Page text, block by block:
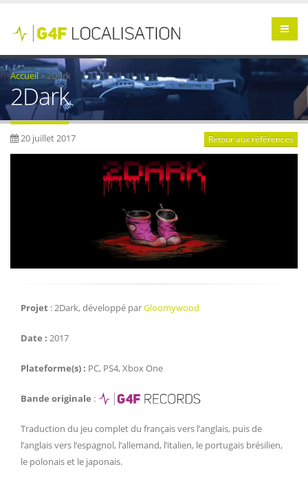
Accueil»2Dark
2Dark
20 juillet 2017 Retour aux références
Projet : 2Dark, développé parGloomywood
Date : 2017
Plateforme(s) : PC, PS4, Xbox One
Bande originale :
Traduction du jeu complet du français vers l’anglais, puis de
l’anglais vers l’espagnol, l’allemand, l’italien, le portugais brésilien,
le polonais et le japonais.